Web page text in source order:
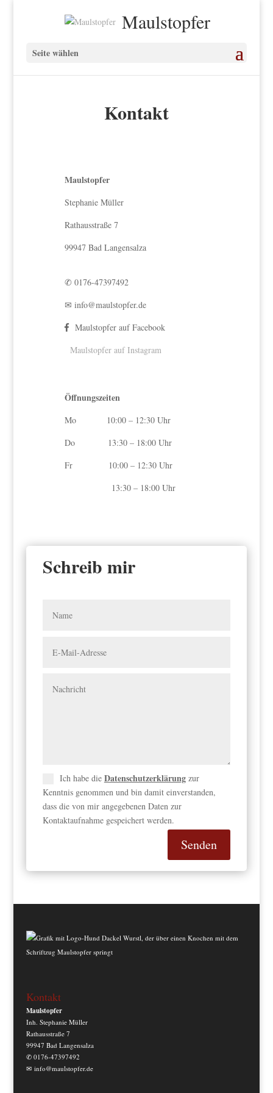
Maulstopfer
Seite wählen
Kontakt
Maulstopfer
Stephanie Müller
Rathausstraße 7
99947 Bad Langensalza
✆ 0176-47397492
✉ info@maulstopfer.de
Maulstopfer auf Facebook
Maulstopfer auf Instagram
Öffnungszeiten
Mo 10:00 – 12:30 Uhr
Do 13:30 – 18:00 Uhr
Fr 10:00 – 12:30 Uhr
13:30 – 18:00 Uhr
Schreib mir
Ich habe die Datenschutzerklärungzur
Kenntnis genommen und bin damit einverstanden,
dass die von mir angegebenen Daten zur
Kontaktaufnahme gespeichert werden.
Senden
Kontakt
Maulstopfer
Inh. Stephanie Müller
Rathausstraße 7
99947 Bad Langensalza
✆ 0176-47397492
✉info@maulstopfer.de